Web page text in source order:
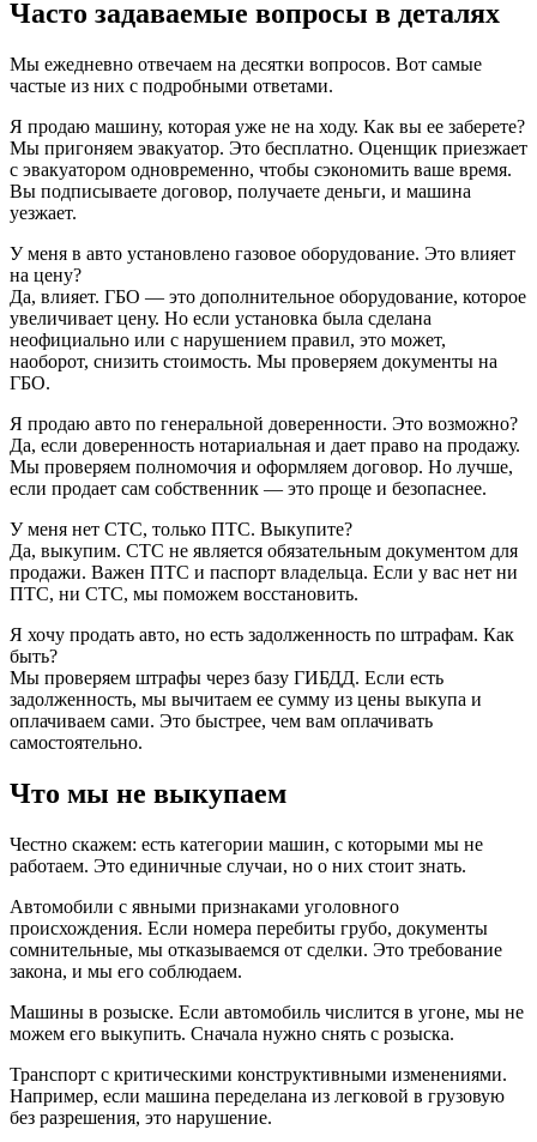
Часто задаваемые вопросы в деталях
Мы ежедневно отвечаем на десятки вопросов. Вот самые
частые из них с подробными ответами.
Я продаю машину, которая уже не на ходу. Как вы ее заберете?
Мы пригоняем эвакуатор. Это бесплатно. Оценщик приезжает
с эвакуатором одновременно, чтобы сэкономить ваше время.
Вы подписываете договор, получаете деньги, и машина
уезжает.
У меня в авто установлено газовое оборудование. Это влияет
на цену?
Да, влияет. ГБО — это дополнительное оборудование, которое
увеличивает цену. Но если установка была сделана
неофициально или с нарушением правил, это может,
наоборот, снизить стоимость. Мы проверяем документы на
ГБО.
Я продаю авто по генеральной доверенности. Это возможно?
Да, если доверенность нотариальная и дает право на продажу.
Мы проверяем полномочия и оформляем договор. Но лучше,
если продает сам собственник — это проще и безопаснее.
У меня нет СТС, только ПТС. Выкупите?
Да, выкупим. СТС не является обязательным документом для
продажи. Важен ПТС и паспорт владельца. Если у вас нет ни
ПТС, ни СТС, мы поможем восстановить.
Я хочу продать авто, но есть задолженность по штрафам. Как
быть?
Мы проверяем штрафы через базу ГИБДД. Если есть
задолженность, мы вычитаем ее сумму из цены выкупа и
оплачиваем сами. Это быстрее, чем вам оплачивать
самостоятельно.
Что мы не выкупаем
Честно скажем: есть категории машин, с которыми мы не
работаем. Это единичные случаи, но о них стоит знать.
Автомобили с явными признаками уголовного
происхождения. Если номера перебиты грубо, документы
сомнительные, мы отказываемся от сделки. Это требование
закона, и мы его соблюдаем.
Машины в розыске. Если автомобиль числится в угоне, мы не
можем его выкупить. Сначала нужно снять с розыска.
Транспорт с критическими конструктивными изменениями.
Например, если машина переделана из легковой в грузовую
без разрешения, это нарушение.